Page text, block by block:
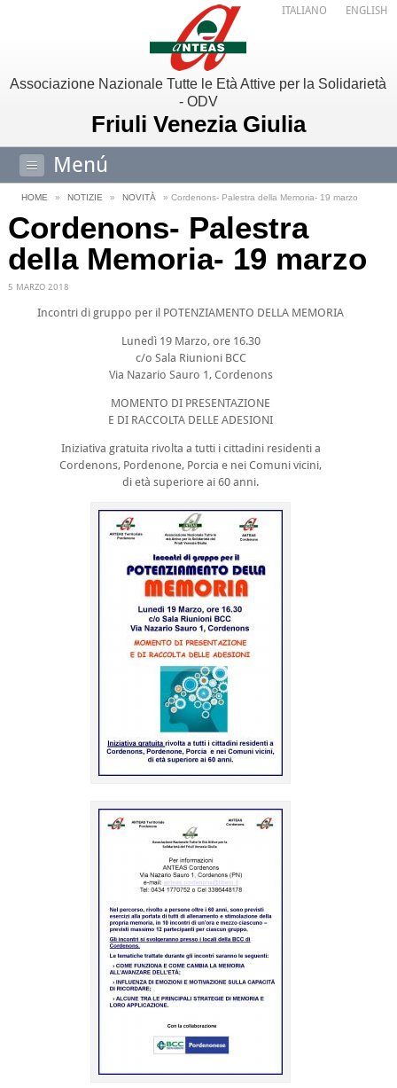
Associazione Nazionale Tutte le Età Attive per la Solidarietà
- ODV
Friuli Venezia Giulia
Menú
ITALIANO ENGLISH
HOME » NOTIZIE » NOVITÀ » Cordenons- Palestra della Memoria- 19 marzo
Cordenons- Palestra
della Memoria- 19 marzo
5 MARZO 2018
Incontri di gruppo per il POTENZIAMENTO DELLA MEMORIA
Lunedì 19 Marzo, ore 16.30
c/o Sala Riunioni BCC
Via Nazario Sauro 1, Cordenons
MOMENTO DI PRESENTAZIONE
E DI RACCOLTA DELLE ADESIONI
Iniziativa gratuita rivolta a tutti i cittadini residenti a
Cordenons, Pordenone, Porcia e nei Comuni vicini,
di età superiore ai 60 anni.